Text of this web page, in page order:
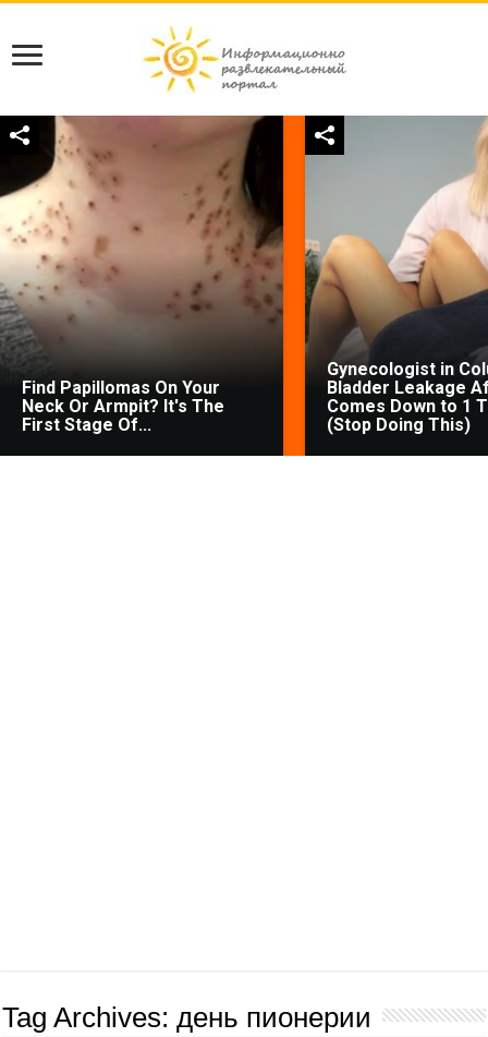
Find Papillomas On Your
Neck Or Armpit? It's The
First Stage Of...
Gynecologist in
Bladder Leakage
Comes Down to 1
(Stop Doing This)
Tag Archives:день пионерии